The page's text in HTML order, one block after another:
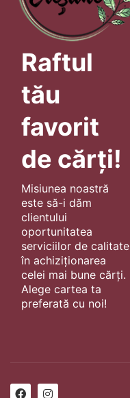
Raftul
tău
favorit
de cărți!
Misiunea noastră
este să-i dăm
clientului
oportunitatea
serviciilor de calitate
în achiziționarea
celei mai bune cărți.
Alege cartea ta
preferată cu noi!